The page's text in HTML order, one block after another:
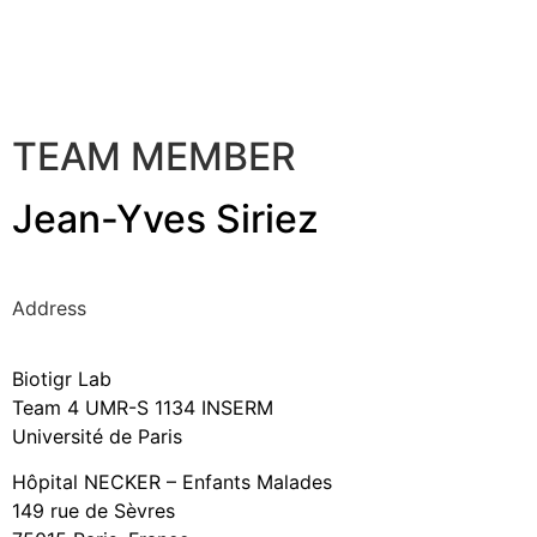
TEAM MEMBER
Jean-Yves Siriez
Address
Biotigr Lab
Team 4 UMR-S 1134 INSERM
Université de Paris
Hôpital NECKER – Enfants Malades
149 rue de Sèvres